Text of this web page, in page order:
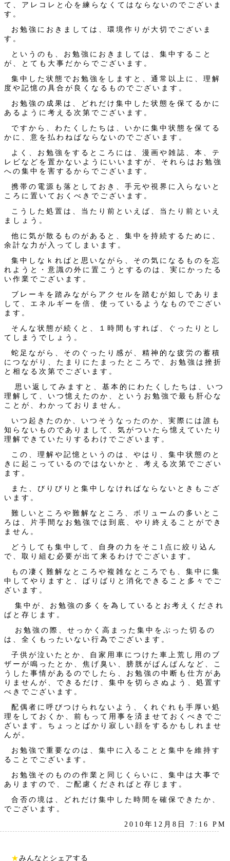
て、アレコレと心を練らなくてはならないのでございま
す。
お勉強におきましては、環境作りが大切でございま
す。
というのも、お勉強におきましては、集中すること
が、とても大事だからでございます。
集中した状態でお勉強をしますと、通常以上に、理解
度や記憶の具合が良くなるものでございます。
お勉強の成果は、どれだけ集中した状態を保てるかに
あるように考える次第でございます。
ですから、わたくしたちは、いかに集中状態を保てる
かに、意を払わねばならないのでございます。
よく、お勉強をするところには、漫画や雑誌、本、テ
レビなどを置かないようにいいますが、それらはお勉強
への集中を害するからでございます。
携帯の電源も落としておき、手元や視界に入らないと
ころに置いておくべきでございます。
こうした処置は、当たり前といえば、当たり前といえ
ましょう。
他に気が散るものがあると、集中を持続するために、
余計な力が入ってしまいます。
集中しなｋればと思いながら、その気になるものを忘
れようと・意識の外に置こうとするのは、実にかったる
い作業でございます。
ブレーキを踏みながらアクセルを踏むが如しでありま
して、エネルギーを倍、使っているようなものでござい
ます。
そんな状態が続くと、１時間もすれば、ぐったりとし
てしまうでしょう。
蛇足ながら、そのぐったり感が、精神的な疲労の蓄積
につながり、たまりにたまったところで、お勉強は挫折
と相なる次第でございます。
思い返してみますと、基本的にわたくしたちは、いつ
理解して、いつ憶えたのか、というお勉強で最も肝心な
ことが、わかっておりません。
いつ起きたのか、いつそうなったのか、実際には誰も
知らないものでありまして、気がついたら憶えていたり
理解できていたりするわけでございます。
この、理解や記憶というのは、やはり、集中状態のと
きに起こっているのではないかと、考える次第でござい
ます。
また、びりびりと集中しなければならないときもござ
います。
難しいところや難解なところ、ボリュームの多いとこ
ろは、片手間なお勉強では到底、やり終えることができ
ません。
どうしても集中して、自身の力をそこ1点に絞り込ん
で、取り組む必要が出て来るわけでございます。
もの凄く難解なところや複雑なところでも、集中に集
中してやりますと、ばりばりと消化できること多々でご
ざいます。
集中が、お勉強の多くを為しているとお考えくだされ
ばと存じます。
お勉強の際、せっかく高まった集中をぶった切るの
は、全くもったいない行為でございます。
子供が泣いたとか、自家用車につけた車上荒し用のブ
ザーが鳴ったとか、焦げ臭い、膀胱がぱんぱんなど、こ
うした事情があるのでしたら、お勉強の中断も仕方があ
りませんが、できるだけ、集中を切らさぬよう、処置す
べきでございます。
配偶者に呼びつけられないよう、くれぐれも手厚い処
理をしておくか、前もって用事を済ませておくべきでご
ざいます。ちょっとばかり寂しい顔をするかもしれませ
んが。
お勉強で重要なのは、集中に入ることと集中を維持す
ることでございます。
お勉強そのものの作業と同じくらいに、集中は大事で
ありますので、ご配慮くださればと存じます。
合否の境は、どれだけ集中した時間を確保できたか、
でございます。
2010年12月8日 7:16 PM
★みんなとシェアする